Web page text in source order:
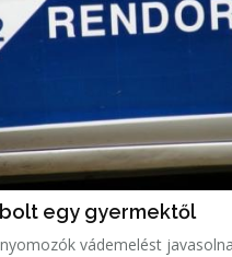
egy gyermektől
vádemelést